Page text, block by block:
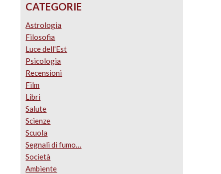
CATEGORIE
Astrologia
Filosofia
Luce dell'Est
Psicologia
Recensioni
Film
Libri
Salute
Scienze
Scuola
Segnali di fumo…
Società
Ambiente